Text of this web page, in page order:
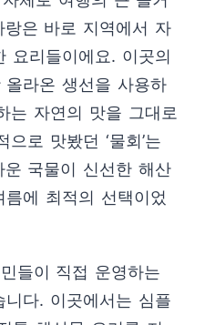
은 바로 지역에서 자
요리들이에요. 이곳의
라온 생선을 사용하
는 자연의 맛을 그대로
로 맛봤던 ‘물회’는
국물이 신선한 해산
에 최적의 선택이었
들이 직접 운영하는
다. 이곳에서는 심플